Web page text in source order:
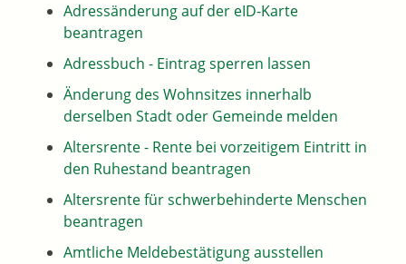
Adressänderung auf der eID-Karte
beantragen
Adressbuch - Eintrag sperren lassen
Änderung des Wohnsitzes innerhalb
derselben Stadt oder Gemeinde melden
Altersrente - Rente bei vorzeitigem Eintritt in
den Ruhestand beantragen
Altersrente für schwerbehinderte Menschen
beantragen
Amtliche Meldebestätigung ausstellen